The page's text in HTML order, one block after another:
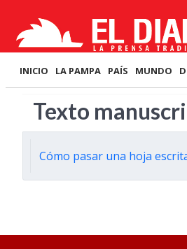
INICIO LA PAMPA PAÍS MUNDO
Texto
Cómo pasar una hoja